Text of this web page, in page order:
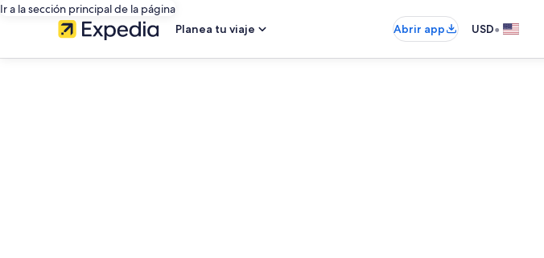
Ir a la sección principal de la página
Planea tu viaje
Abrir app USD•